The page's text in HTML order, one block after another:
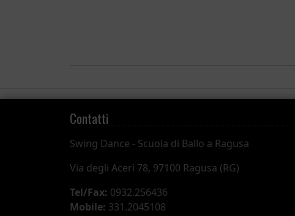
Contatti
Swing Dance - Scuola di Ballo a Ragusa
Via degli Aceri 78, 97100 Ragusa (RG)
Tel/Fax: 0932.256436
Mobile: 331.2045108